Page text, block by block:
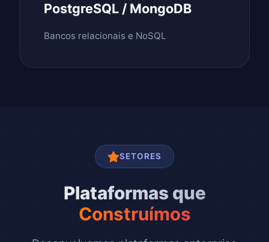
PostgreSQL / MongoDB
Bancos relacionais e NoSQL
SETORES
Plataformas que
Construímos